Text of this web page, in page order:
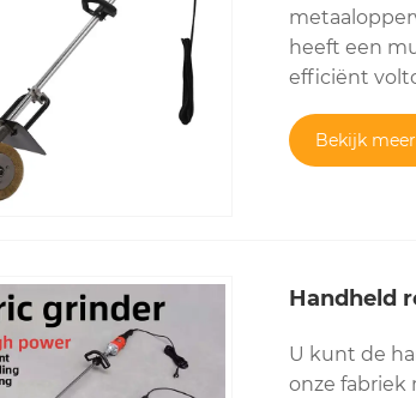
heeft een
efficiënt
Bekijk
Handheld
U kunt de
onze fabriek